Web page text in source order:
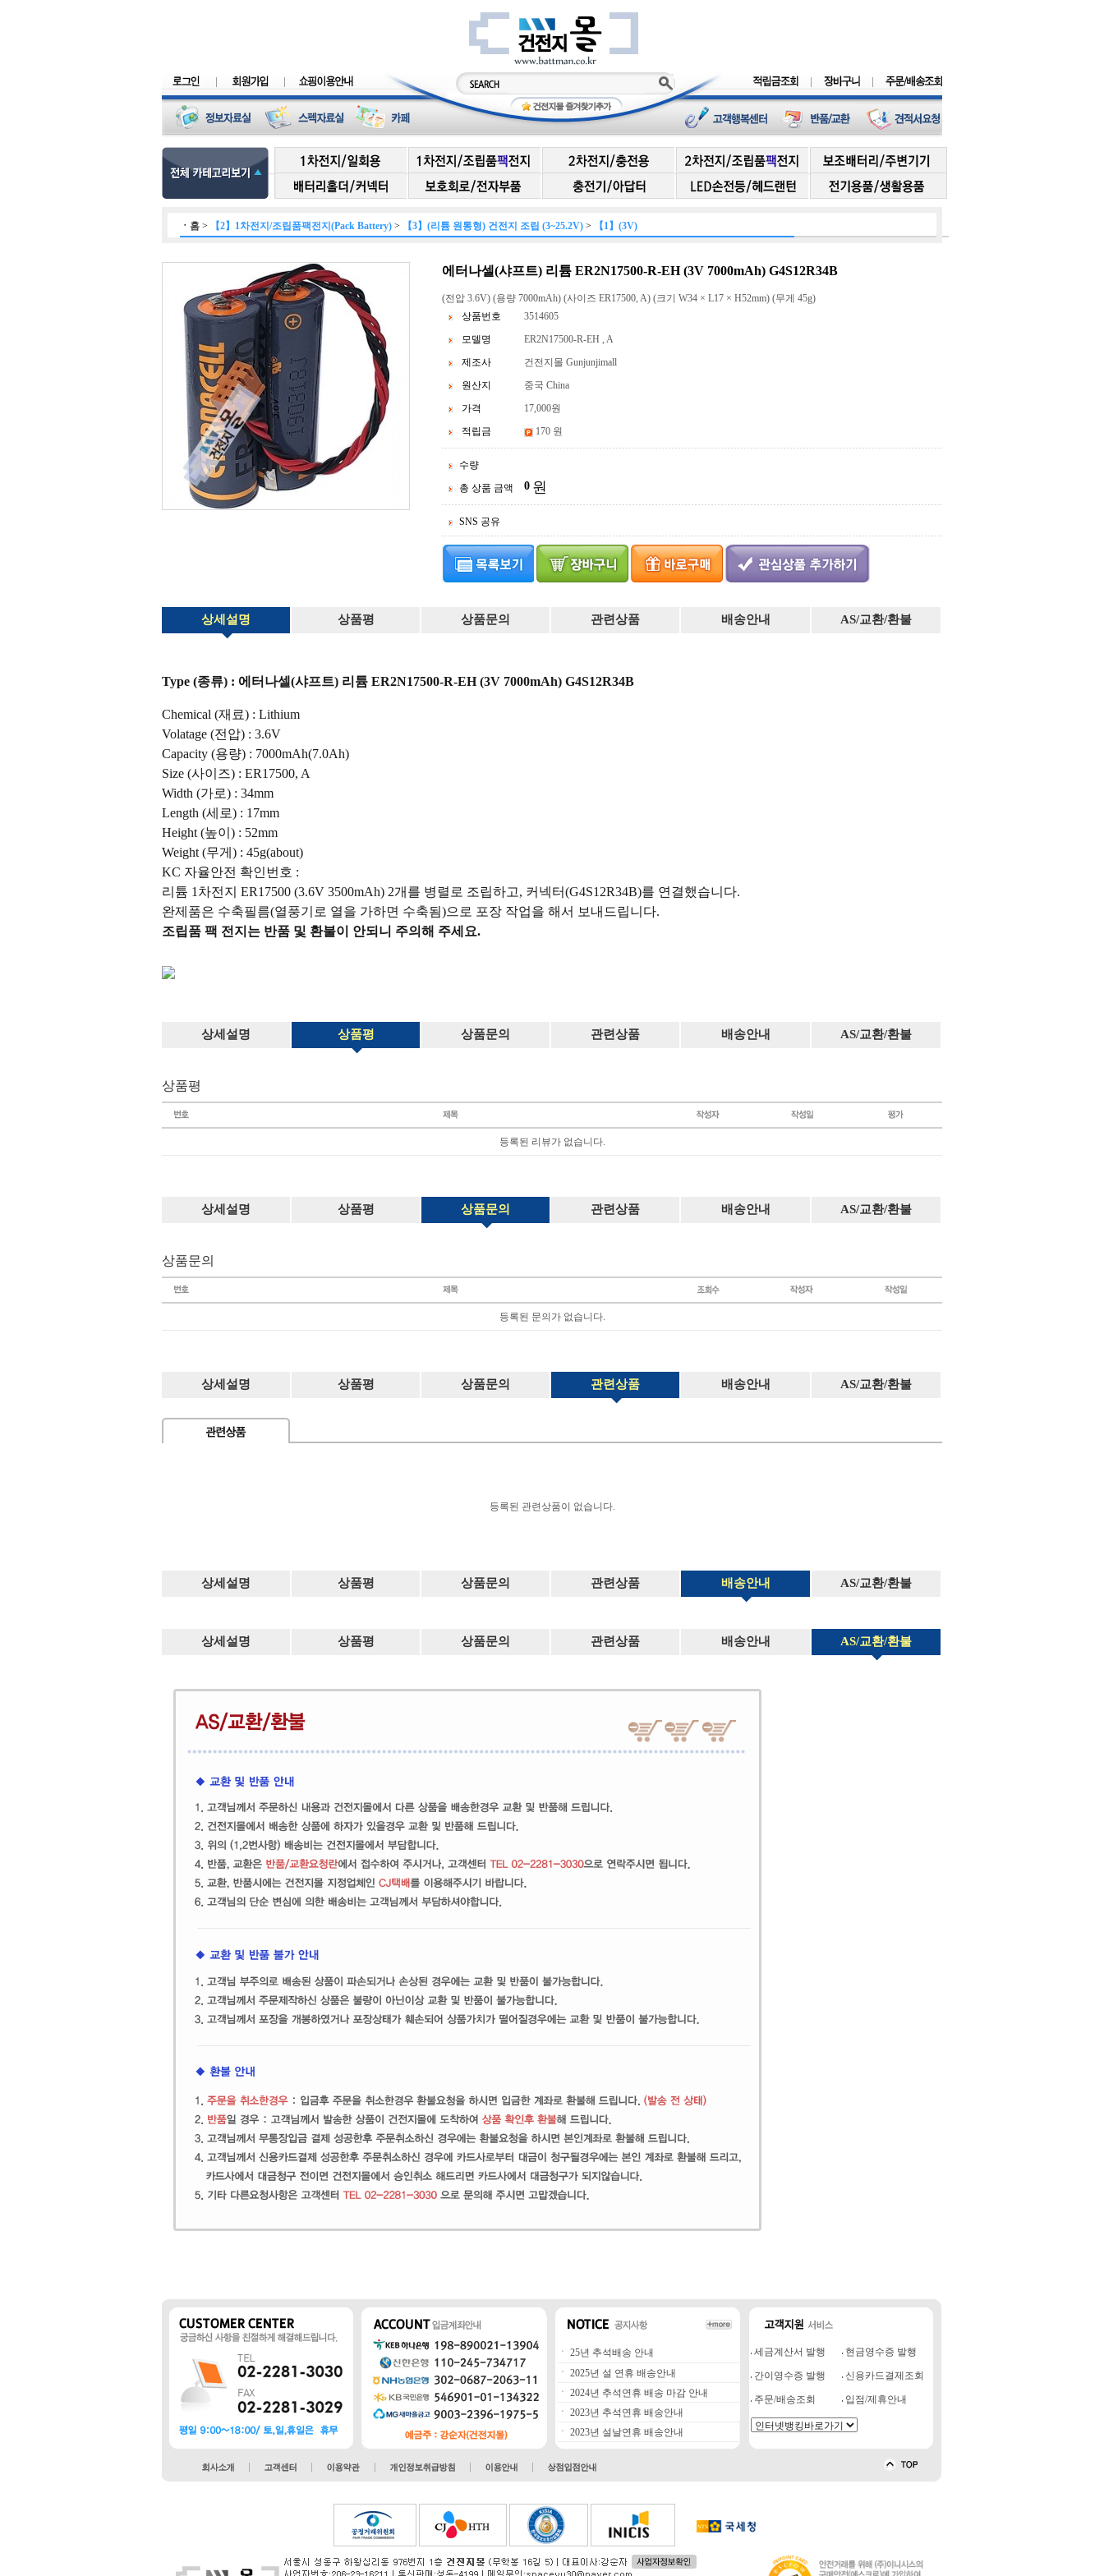
ㆍ 홈 > 【2】1차전지/조립품팩전지(Pack Battery) > 【3】(리튬 원통형) 건전지 조립 (3~25.2V) > 【1】(3V)
에터나셀(샤프트) 리튬 ER2N17500-R-EH (3V 7000mAh) G4S12R34B
(전압 3.6V) (용량 7000mAh) (사이즈 ER17500, A) (크기 W34 × L17 × H52mm) (무게 45g)
상품번호
3514605
모델명
ER2N17500-R-EH , A
제조사
건전지몰 Gunjunjimall
원산지
중국 China
가격
17,000원
적립금
170 원
수량
총 상품 금액
0 원
SNS 공유
상세설명 상품평 상품문의 관련상품 배송안내 AS/교환/환불
Type (종류) : 에터나셀(샤프트) 리튬 ER2N17500-R-EH (3V 7000mAh) G4S12R34B
Chemical (재료) : Lithium
Volatage (전압) : 3.6V
Capacity (용량) : 7000mAh(7.0Ah)
Size (사이즈) : ER17500, A
Width (가로) : 34mm
Length (세로) : 17mm
Height (높이) : 52mm
Weight (무게) : 45g(about)
KC 자율안전 확인번호 :
리튬 1차전지 ER17500 (3.6V 3500mAh) 2개를 병렬로 조립하고, 커넥터(G4S12R34B)를 연결했습니다.
완제품은 수축필름(열풍기로 열을 가하면 수축됨)으로 포장 작업을 해서 보내드립니다.
조립품 팩 전지는 반품 및 환불이 안되니 주의해 주세요.
상세설명 상품평 상품문의 관련상품 배송안내 AS/교환/환불
상품평
등록된 리뷰가 없습니다.
상세설명 상품평 상품문의 관련상품 배송안내 AS/교환/환불
상품문의
등록된 문의가 없습니다.
상세설명 상품평 상품문의 관련상품 배송안내 AS/교환/환불
등록된 관련상품이 없습니다.
상세설명 상품평 상품문의 관련상품 배송안내 AS/교환/환불
상세설명 상품평 상품문의 관련상품 배송안내 AS/교환/환불
ㆍ 25년 추석배송 안내
ㆍ 2025년 설 연휴 배송안내
ㆍ 2024년 추석연휴 배송 마감 안내
ㆍ 2023년 추석연휴 배송안내
ㆍ 2023년 설날연휴 배송안내
세금계산서 발행 현금영수증 발행
간이영수증 발행 신용카드결제조회
주문/배송조회 입점/제휴안내